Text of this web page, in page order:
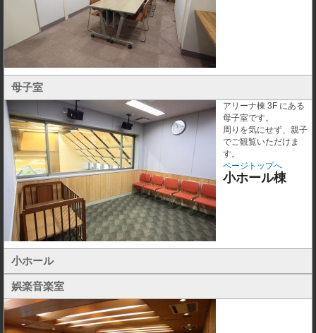
母子室
アリーナ棟 3F にある
母子室です。
周りを気にせず、親子
でご観覧いただけま
す。
ページトップへ
小ホール棟
小ホール
娯楽音楽室